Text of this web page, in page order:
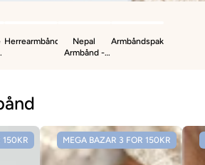
Herrearmbånd
Nepal
Armbånd -
Armbåndspakker
150KR MEGA BAZAR 3 FOR 150KR